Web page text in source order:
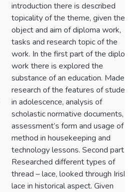
introduction there is described
topicality of the theme, given the
object and aim of diploma work,
tasks and research topic of the
work. In the first part of the
work there is explored the
substance of an education. Made
research of the features of
in adolescence, analysis of
scholastic normative documents,
assessment’s form and usage of
method in housekeeping and
technology lessons. Second part.
Researched different types of
thread – lace, looked through Irish
lace in historical aspect. Given